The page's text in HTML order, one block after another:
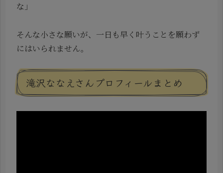
な」
そんな小さな願いが、一日も早く叶うことを願わず
にはいられません。
滝沢ななえさんプロフィールまとめ